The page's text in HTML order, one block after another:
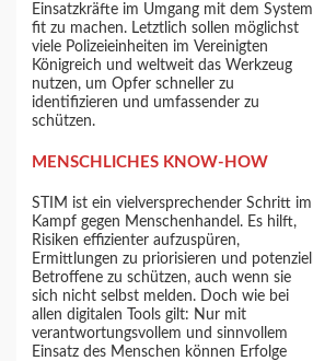
Einsatzkräfte im Umgang mit dem System
fit zu machen. Letztlich sollen möglichst
viele Polizeieinheiten im Vereinigten
Königreich und weltweit das Werkzeug
nutzen, um Opfer schneller zu
identifizieren und umfassender zu
schützen.
MENSCHLICHES KNOW-HOW
STIM ist ein vielversprechender Schritt im
Kampf gegen Menschenhandel. Es hilft,
Risiken effizienter aufzuspüren,
Ermittlungen zu priorisieren und potenziell
Betroffene zu schützen, auch wenn sie
sich nicht selbst melden. Doch wie bei
allen digitalen Tools gilt: Nur mit
verantwortungsvollem und sinnvollem
Einsatz des Menschen können Erfolge